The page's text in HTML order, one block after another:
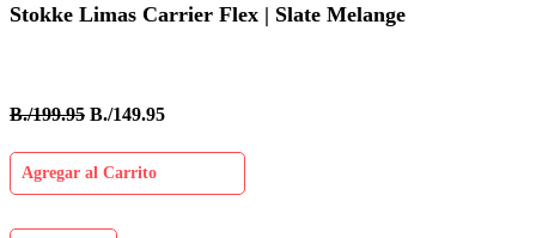
Stokke Limas Carrier Flex | Slate Melange
B./199.95 B./149.95
Agregar al Carrito